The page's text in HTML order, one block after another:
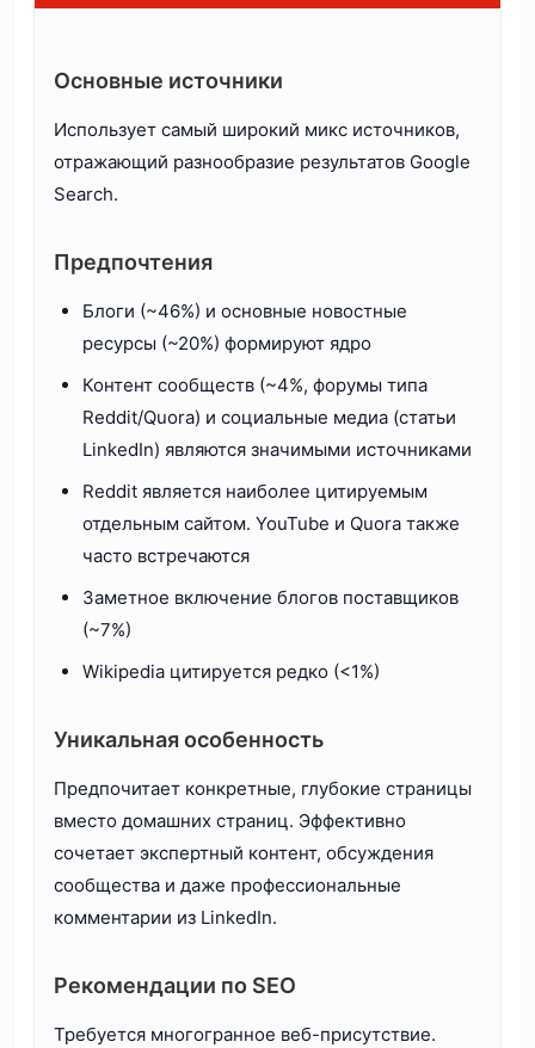
Основные источники
Использует самый широкий микс источников,
отражающий разнообразие результатов Google
Search.
Предпочтения
Блоги (~46%) и основные новостные
ресурсы (~20%) формируют ядро
Контент сообществ (~4%, форумы типа
Reddit/Quora) и социальные медиа (статьи
LinkedIn) являются значимыми источниками
Reddit является наиболее цитируемым
отдельным сайтом. YouTube и Quora также
часто встречаются
Заметное включение блогов поставщиков
(~7%)
Wikipedia цитируется редко (<1%)
Уникальная особенность
Предпочитает конкретные, глубокие страницы
вместо домашних страниц. Эффективно
сочетает экспертный контент, обсуждения
сообщества и даже профессиональные
комментарии из LinkedIn.
Рекомендации по SEO
Требуется многогранное веб-присутствие.